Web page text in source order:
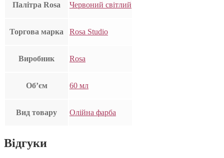
Палітра Rosa Червоний світлий
Торгова марка Rosa Studio
Виробник Rosa
Об’єм 60 мл
Вид товару Олійна фарба
Відгуки